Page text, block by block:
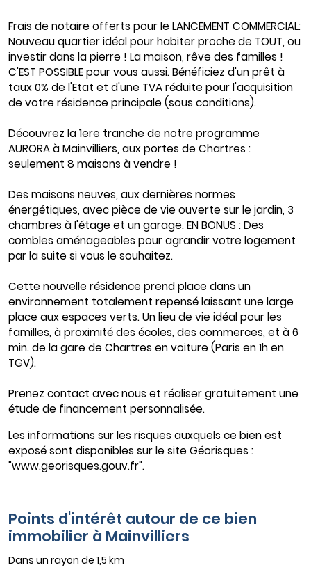
Frais de notaire offerts pour le LANCEMENT COMMERCIAL:
Nouveau quartier idéal pour habiter proche de TOUT, ou
investir dans la pierre ! La maison, rêve des familles !
C'EST POSSIBLE pour vous aussi. Bénéficiez d'un prêt à
taux 0% de l'Etat et d'une TVA réduite pour l'acquisition
de votre résidence principale (sous conditions).
Découvrez la 1ere tranche de notre programme
AURORA à Mainvilliers, aux portes de Chartres :
seulement 8 maisons à vendre !
Des maisons neuves, aux dernières normes
énergétiques, avec pièce de vie ouverte sur le jardin, 3
chambres à l'étage et un garage. EN BONUS : Des
combles aménageables pour agrandir votre logement
par la suite si vous le souhaitez.
Cette nouvelle résidence prend place dans un
environnement totalement repensé laissant une large
place aux espaces verts. Un lieu de vie idéal pour les
familles, à proximité des écoles, des commerces, et à 6
min. de la gare de Chartres en voiture (Paris en 1h en
TGV).
Prenez contact avec nous et réaliser gratuitement une
étude de financement personnalisée.
Les informations sur les risques auxquels ce bien est
exposé sont disponibles sur le site Géorisques :
"www.georisques.gouv.fr".
Points d'intérêt autour de ce bien
immobilier à Mainvilliers
Dans un rayon de 1,5 km